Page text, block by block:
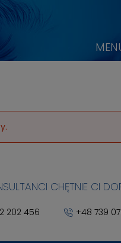
CHĘTNIE CI
202 456 +48 739